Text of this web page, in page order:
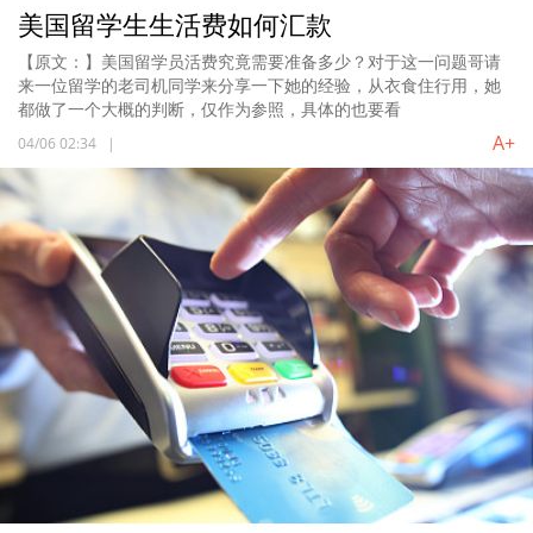
美国留学生生活费如何汇款
【原文：】美国留学员活费究竟需要准备多少？对于这一问题哥请
来一位留学的老司机同学来分享一下她的经验，从衣食住行用，她
都做了一个大概的判断，仅作为参照，具体的也要看
04/06 02:34 | A+